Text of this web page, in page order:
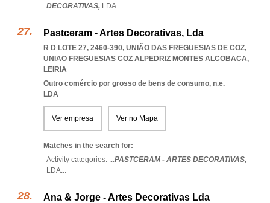
DECORATIVAS, LDA...
Pastceram - Artes Decorativas, Lda
R D LOTE 27, 2460-390, UNIÃO DAS FREGUESIAS DE COZ,
UNIAO FREGUESIAS COZ ALPEDRIZ MONTES ALCOBACA,
LEIRIA
Outro comércio por grosso de bens de consumo, n.e.
LDA
Ver empresa Ver no Mapa
Matches in the search for:
Activity categories: ...PASTCERAM - ARTES DECORATIVAS,
LDA...
Ana & Jorge - Artes Decorativas Lda